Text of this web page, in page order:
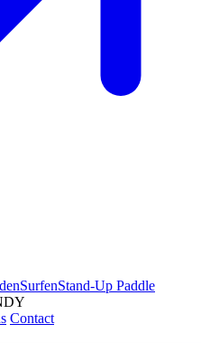
SurfenStand-Up Paddle
Contact